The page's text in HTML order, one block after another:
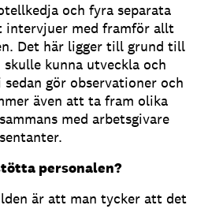
och fyra separata
intervjuer med framför allt
Det här ligger till grund till
kunna utveckla och
gör observationer och
även att ta fram olika
med arbetsgivare
personalen?
är att man tycker att det